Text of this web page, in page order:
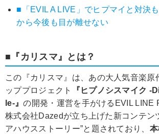
■「EVIL A LIVE」でヒプマイと対決
から今後も目が離せない
■『カリスマ』とは？
この『カリスマ』は、あの大人気音楽原
ッププロジェクト
『ヒプノシスマイク
le-』の開発・運営を手がけるEVIL LINE
株式会社Dazedが立ち上げた新コンテン
アハウスストーリー”と題されており、